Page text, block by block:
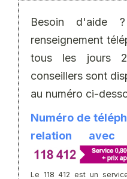
Besoin d'aide
renseignement
tous les jours
conseillers sont
au numéro ci-
Numéro de
relation
Le 118 412 est un